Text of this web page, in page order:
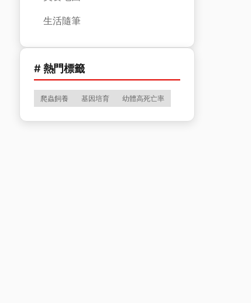
生活隨筆
# 熱門標籤
爬蟲飼養 基因培育 幼體高死亡率